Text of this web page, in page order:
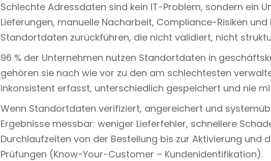
Schlechte Adressdaten sind kein IT-Problem, sondern ein
Lieferungen, manuelle Nacharbeit, Compliance-Risiken
Standortdaten zurückführen, die nicht validiert, nicht
96 % der Unternehmen nutzen Standortdaten in
gehören sie nach wie vor zu den am schlechtesten
inkonsistent erfasst, unterschiedlich gespeichert und nie
Wenn Standortdaten verifiziert, angereichert und
Ergebnisse messbar: weniger Lieferfehler, schnellere
Durchlaufzeiten von der Bestellung bis zur Aktivierung und
Prüfungen (Know-Your-Customer – Kundenidentifikation).